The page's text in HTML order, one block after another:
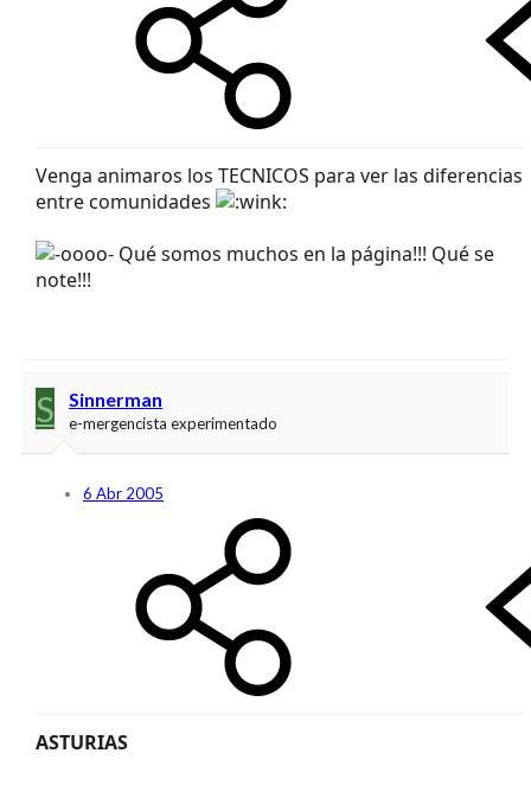
Venga animaros los TECNICOS para ver las diferencias
entre comunidades
Qué somos muchos en la página!!! Qué se
note!!!
S Sinnerman
e-mergencista experimentado
6 Abr 2005
ASTURIAS